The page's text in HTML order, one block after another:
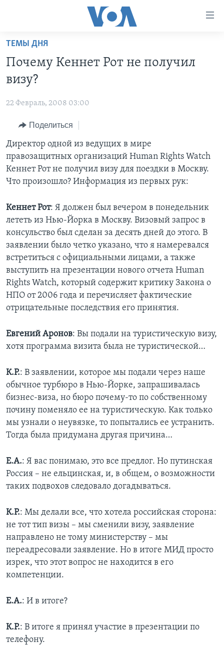
Перейти
основной
контент
Перейти
навигации
Перейти
поиск
ПРОГРАММЫ
НОВОСТИ ЗА МИНУТУ
ИТОГИ
ПОЧЕМУ ЭТО ВАЖНО?
ДИСКУССИЯ VOA
ДЕТАЛИ
АМЕРИКА. БОЛЬШОЕ ПУТЕШЕСТВИЕ
ПРОЕКТЫ
УЧИМ АНГЛИЙСКИЙ
НАША АМЕРИКАНСКАЯ ИСТОРИЯ
А КАК В АМЕРИКЕ?
АРТЕФАКТЫ
АМЕРИКАНСКИЕ ГОРОДКИ
ЭКСПЕРТИЗА
ИНТЕРВЬЮ
ФАКТЫ ПРОТИВ ФЕЙКОВ
ЗА СВОБОДУ ПРЕССЫ
УЧИМ АНГЛИЙСКИЙ
ПОДПИСКА НА НОВОСТИ
Learning English
СОЦИАЛЬНЫЕ СЕТИ
ТЕМЫ ДНЯ
Почему Кеннет Рот не получил
визу?
22 Февраль, 2008 03:00
Поделиться
Директор одной из ведущих в мире
правозащитных организаций Human Rights Watch
Кеннет Рот не получил визу для поездки в Москву.
Что произошло? Информация из первых рук:
Кеннет Рот: Я должен был вечером в понедельник
лететь из Нью-Йорка в Москву. Визовый запрос в
консульство был сделан за десять дней до этого. В
заявлении было четко указано, что я намеревался
встретиться с официальными лицами, а также
выступить на презентации нового отчета Human
Rights Watch, который содержит критику Закона о
НПО от 2006 года и перечисляет фактические
отрицательные последствия его принятия.
Евгений Аронов: Вы подали на туристическую визу,
хотя программа визита была не туристической…
К.Р.: В заявлении, которое мы подали через наше
обычное турбюро в Нью-Йорке, запрашивалась
бизнес-виза, но бюро почему-то по собственному
почину поменяло ее на туристическую. Как только
мы узнали о неувязке, то попытались ее устранить.
Тогда была придумана другая причина…
Е.А.: Я вас понимаю, это все предлог. Но путинская
Россия – не ельцинская, и, в общем, о возможности
таких подвохов следовало догадываться.
К.Р.: Мы делали все, что хотела российская сторона:
не тот тип визы – мы сменили визу, заявление
направлено не тому министерству – мы
переадресовали заявление. Но в итоге МИД просто
изрек, что этот вопрос не находится в его
компетенции.
Е.А.: И в итоге?
К.Р.: В итоге я принял участие в презентации по
телефону.